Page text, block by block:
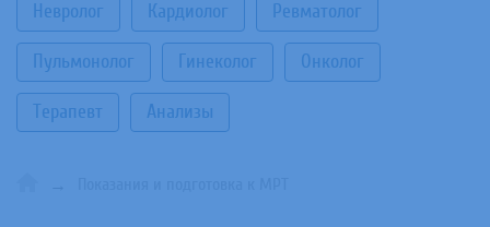
Невролог Кардиолог Ревматолог
Пульмонолог Гинеколог Онколог
Терапевт Анализы